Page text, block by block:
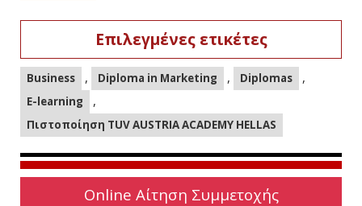
Επιλεγμένες ετικέτες
Business , Diploma in Marketing , Diplomas ,
E-learning ,
Πιστοποίηση TUV AUSTRIA ACADEMY HELLAS
Online Αίτηση Συμμετοχής